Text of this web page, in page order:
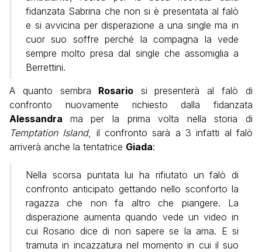
fidanzata Sabrina che non si è presentata al falò
e si avvicina per disperazione a una single ma in
cuor suo soffre perché la compagna la vede
sempre molto presa dal single che assomiglia a
Berrettini.
A quanto sembra Rosariosi presenterà al falò di
confronto nuovamente richiesto dalla fidanzata
Alessandra ma per la prima volta nella storia di
Temptation Island, il confronto sarà a 3 infatti al falò
arriverà anche la tentatrice Giada:
Nella scorsa puntata lui ha rifiutato un falò di
confronto anticipato gettando nello sconforto la
ragazza che non fa altro che piangere. La
disperazione aumenta quando vede un video in
cui Rosario dice di non sapere se la ama. E si
tramuta in incazzatura nel momento in cui il suo